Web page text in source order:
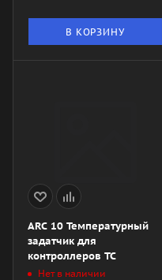
В КОРЗИНУ
ARC 10 Температурный
задатчик для
контроллеров TC
Нет в наличии